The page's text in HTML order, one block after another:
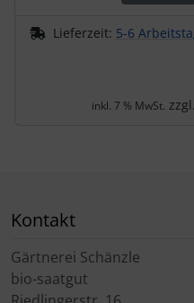
Lieferzeit: 5-6
inkl. 7 % MwSt. zzgl.
Kontakt
Gärtnerei Schänzle
bio-saatgut